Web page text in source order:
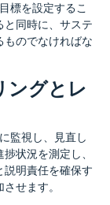
標を設定するこ
と同時に、サステ
ものでなければな
ングとレ
監視し、見直し
状況を測定し、
説明責任を確保す
せます。